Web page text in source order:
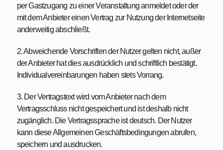
per Gastzugang zu einer Veranstaltung anmeldet oder der
mit dem Anbieter einen Vertrag zur Nutzung der Internetseite
anderweitig abschließt.
2. Abweichende Vorschriften der Nutzer gelten nicht, außer
der Anbieter hat dies ausdrücklich und schriftlich bestätigt.
Individualvereinbarungen haben stets Vorrang.
3. Der Vertragstext wird vom Anbieter nach dem
Vertragsschluss nicht gespeichert und ist deshalb nicht
zugänglich. Die Vertragssprache ist deutsch. Der Nutzer
kann diese Allgemeinen Geschäftsbedingungen abrufen,
speichern und ausdrucken.